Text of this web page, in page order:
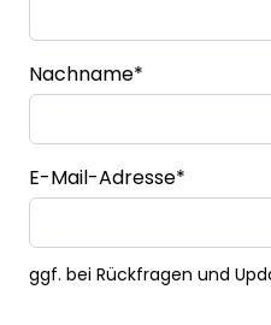
Nachname*
E-Mail-Adresse*
ggf. bei Rückfragen und